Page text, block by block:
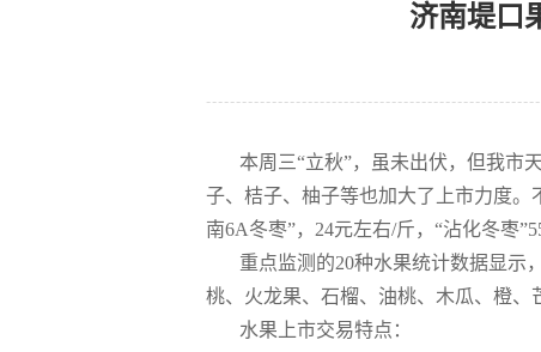
济南堤口
本周三“立秋”，虽未出伏，但我市
子、桔子、柚子等也加大了上市力度
南6A冬枣”，24元左右/斤，“沾化冬枣
重点监测的20种水果统计数据显示
桃、火龙果、石榴、油桃、木瓜、橙、
水果上市交易特点：